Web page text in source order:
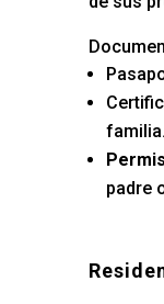
familia.
padre